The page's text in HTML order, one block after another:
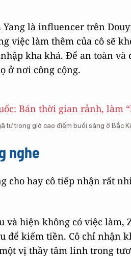
Yang là influencer trên
việc làm thêm của cô sẽ
kha khá. Để an toàn
ở nơi công cộng.
tư trong giờ cao điểm buổi sáng ở Bắc
nghe
cho hay cô tiếp nhận rất
và hiện không có việc làm,
để kiếm tiền. Cô chỉ nhận
vị thầy tâm linh trong